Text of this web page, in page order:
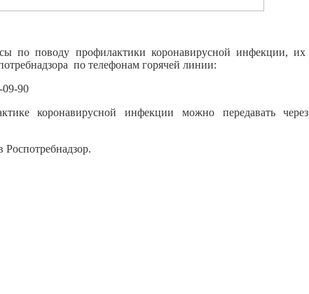
по поводу профилактики коронавирусной инфекции, их
по телефонам горячей линии:
90
коронавирусной инфекции можно передавать через